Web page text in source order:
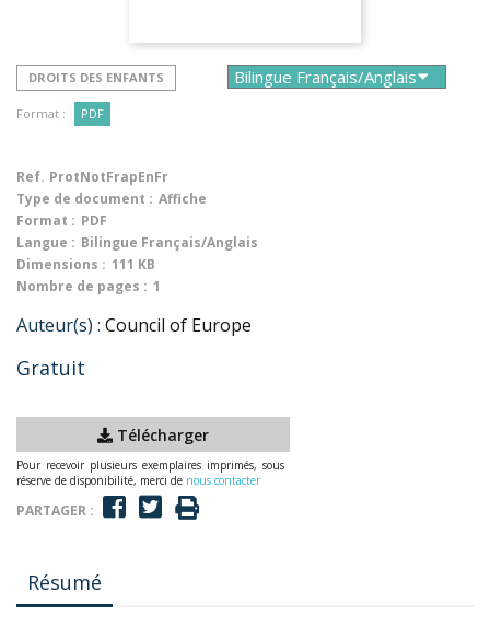
DROITS DES ENFANTS
Format : PDF
Ref. ProtNotFrapEnFr
Type de document : Affiche
Format : PDF
Langue : Bilingue Français/Anglais
Dimensions : 111 KB
Nombre de pages : 1
Auteur(s) : Council of Europe
Gratuit
Télécharger
Pour recevoir plusieurs exemplaires imprimés, sous
réserve de disponibilité, merci de nous contacter
PARTAGER :
Résumé